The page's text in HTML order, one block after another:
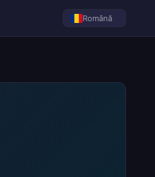
Română